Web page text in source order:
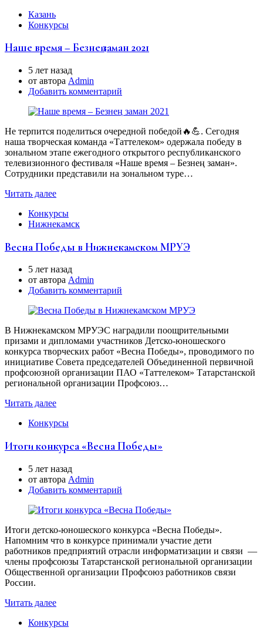
Казань
Конкурсы
Наше время – Безнең заман 2021
5 лет назад
от автора Аdmin
Добавить комментарий
Не терпится поделиться очередной победой🔥💪. Сегодня
наша творческая команда «Таттелеком» одержала победу в
зональном этапе ежегодного открытого республиканского
телевизионного фестиваля «Наше время – Безнең заман».
Сотрудники представили на зональном туре…
Читать далее
Конкурсы
Нижнекамск
Весна Победы в Нижнекамском МРУЭ
5 лет назад
от автора Аdmin
Добавить комментарий
В Нижнекамском МРУЭС наградили поощрительными
призами и дипломами участников Детско-юношеского
конкурса творческих работ «Весна Победы», проводимого по
инициативе Совета председателей Объединенной первичной
профсоюзной организации ПАО «Таттелеком» Татарстанской
региональной организации Профсоюз…
Читать далее
Конкурсы
Итоги конкурса «Весна Победы»
5 лет назад
от автора Аdmin
Добавить комментарий
Итоги детско-юношеского конкурса «Весна Победы».
Напомним что в конкурсе принимали участие дети
работников предприятий отрасли информатизации и связи —
члены профсоюзы Татарстанской региональной организации
Общественной организации Профсоюз работников связи
России.
Читать далее
Конкурсы